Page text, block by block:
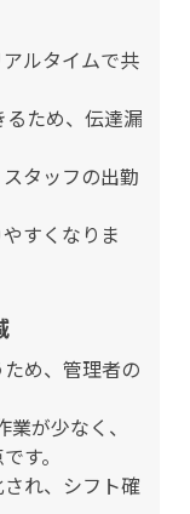
ルタイムで共
ため、伝達漏
タッフの出勤
すくなりま
め、管理者の
が少なく、
す。
れ、シフト確